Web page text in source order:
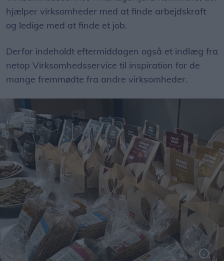
hjælper virksomheder med at finde arbejdskraft
og ledige med at finde et job.
Derfor indeholdt eftermiddagen også et indlæg fra
netop Virksomhedsservice til inspiration for de
mange fremmødte fra andre virksomheder.